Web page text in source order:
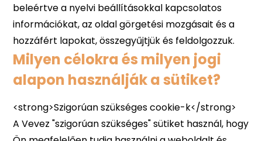
Milyen célokra és milyen jogi
alapon használják a sütiket?